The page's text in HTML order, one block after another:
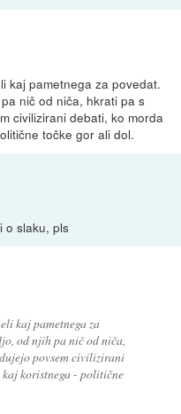
kaj pametnega za povedat.
nič od niča, hkrati pa s
civilizirani debati, ko morda
točke gor ali dol.
o slaku, pls
kaj pametnega za
od njih pa nič od niča,
povsem civilizirani
kaj koristnega - politične